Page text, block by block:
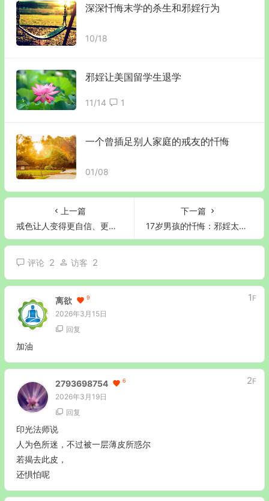
深深忏悔末学的杀生和邪婬行为
10/18
邪婬让美国留学生退学
11/14 1
一个曾插足别人家庭的戒友的忏悔
01/08
上一篇
戒色让人变得更自信、更快乐！
下一篇
17岁男孩的忏悔：邪婬太痛苦了，愿大家都能早日醒悟！
评论 2 访客 2
离欲 9
2026年3月15日
1 F
回复
加油
2793698754 6
2026年3月19日
2F
回复
印光法师说
人为色所迷，不过被一层薄皮所惑尔
若揭去此皮，
还惧怕呢